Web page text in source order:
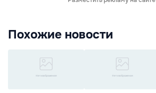
Похожие новости